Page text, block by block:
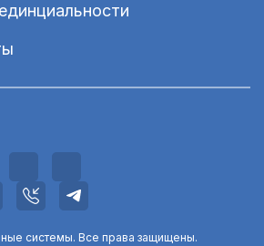
системы. Все права защищены.